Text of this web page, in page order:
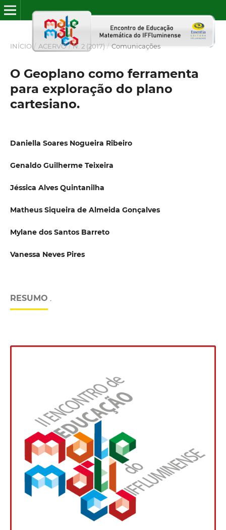
INÍCIO / ACERVO / N. 2 (2017) / Comunicações
O Geoplano como ferramenta
para exploração do plano
cartesiano.
Daniella Soares Nogueira Ribeiro
Genaldo Guilherme Teixeira
Jéssica Alves Quintanilha
Matheus Siqueira de Almeida Gonçalves
Mylane dos Santos Barreto
Vanessa Neves Pires
RESUMO .